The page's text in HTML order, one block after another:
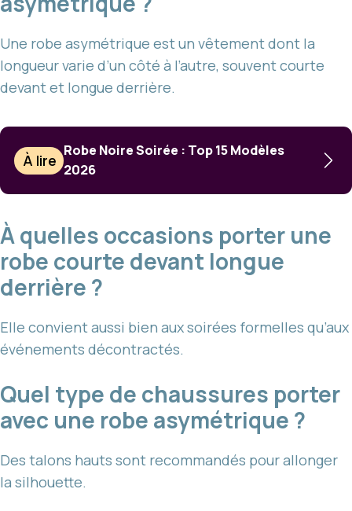
Une robe asymétrique est un vêtement dont la
longueur varie d’un côté à l’autre, souvent courte
devant et longue derrière.
À lire
Robe Noire Soirée : Top 15 Modèles
2026
À quelles occasions porter une
robe courte devant longue
derrière ?
Elle convient aussi bien aux soirées formelles qu’aux
événements décontractés.
Quel type de chaussures porter
avec une robe asymétrique ?
Des talons hauts sont recommandés pour allonger
la silhouette.